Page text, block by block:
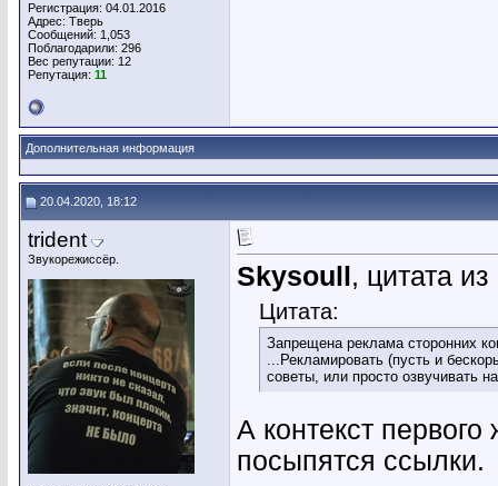
Регистрация: 04.01.2016
Адрес: Тверь
Сообщений: 1,053
Поблагодарили: 296
Вес репутации: 12
Репутация: 11
Дополнительная информация
20.04.2020, 18:12
trident
Звукорежиссёр.
Skysoull , цитата
Цитата:
Запрещена реклама сторонних
...Рекламировать (пусть и
советы, или просто озвучивать
А контекст первого
посыпятся ссылки.